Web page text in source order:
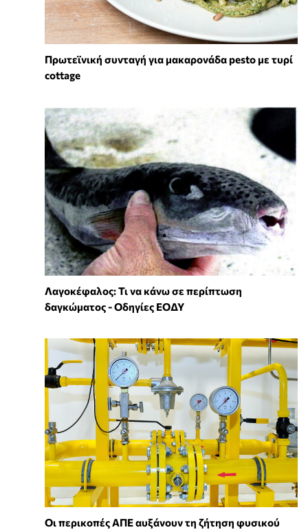
Πρωτεϊνική συνταγή για μακαρονάδα pesto με τυρί
cottage
Λαγοκέφαλος: Τι να κάνω σε περίπτωση
δαγκώματος - Οδηγίες ΕΟΔΥ
Οι περικοπές ΑΠΕ αυξάνουν τη ζήτηση φυσικού